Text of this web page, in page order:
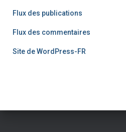
Flux des publications
Flux des commentaires
Site de WordPress-FR